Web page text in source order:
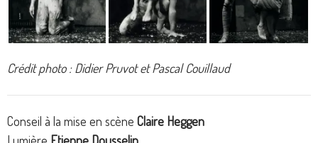
Crédit photo : Didier Pruvot et Pascal Couillaud
Conseil à la mise en scène Claire Heggen